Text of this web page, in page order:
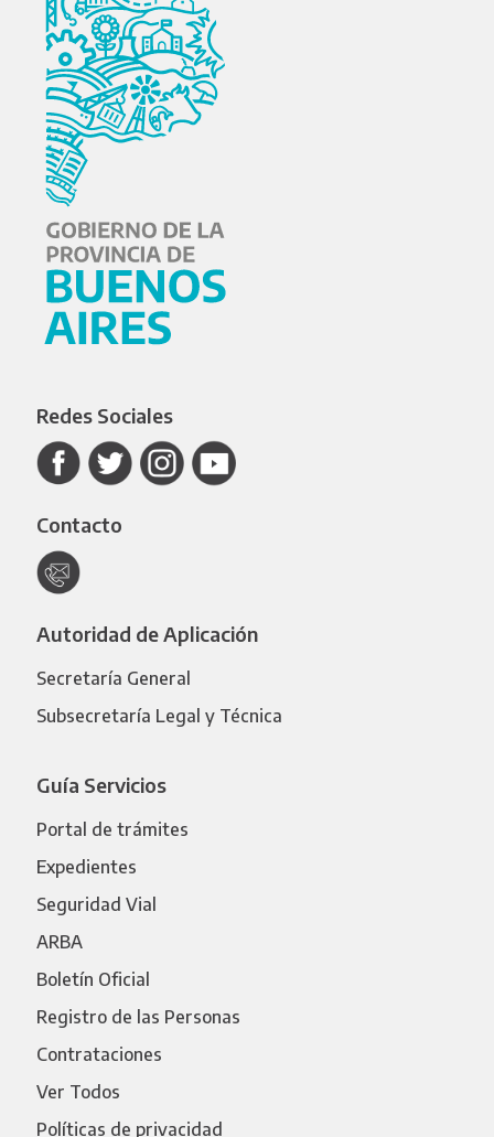
Redes Sociales
Contacto
Autoridad de Aplicación
Secretaría General
Subsecretaría Legal y Técnica
Guía Servicios
Portal de trámites
Expedientes
Seguridad Vial
ARBA
Boletín Oficial
Registro de las Personas
Contrataciones
Ver Todos
Políticas de privacidad